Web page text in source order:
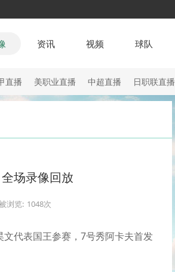
资讯 视频 球队
直播 美职业直播 中超直播 日职联直播
场录像回放
浏览: 1048次
代表国王参赛，7号秀阿卡夫首发